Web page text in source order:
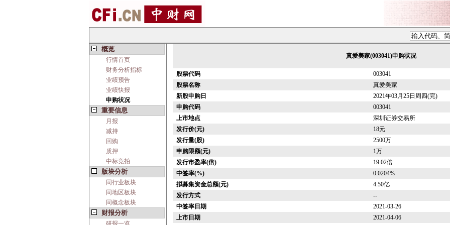
概览
行情首页
财务分析指标
业绩预告
业绩快报
申购状况
重要信息
月报
减持
回购
质押
中标竞拍
版块分析
同行业板块
同地区板块
同概念板块
财报分析
研报一览
真爱美家(003041)申购状况
股票代码
003041
股票名称
真爱美家
新股申购日
2021年03月25日周四(完)
申购代码
003041
上市地点
深圳证券交易所
发行价(元)
18元
发行量(股)
2500万
申购限额(元)
1万
发行市盈率(倍)
19.02倍
中签率(%)
0.0204%
拟募集资金总额(元)
4.50亿
发行方式
--
中签率日期
2021-03-26
上市日期
2021-04-06